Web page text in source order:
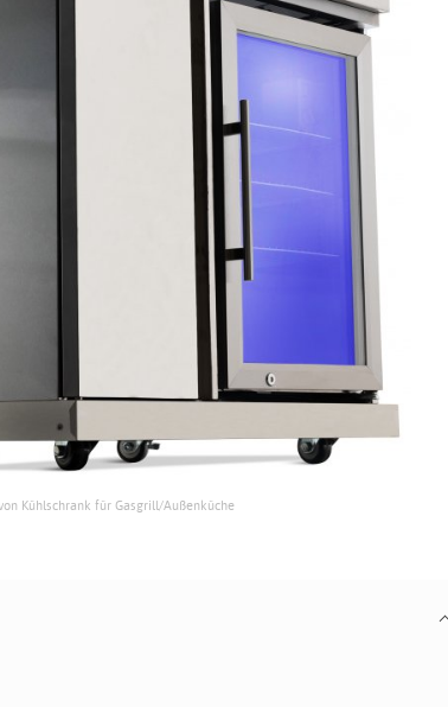
Kühlschrank für Gasgrill/Außenküche